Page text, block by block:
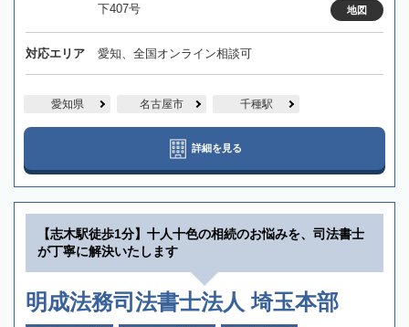
下407号
地図
対応エリア 愛知、全国オンライン相談可
愛知県 名古屋市 千種駅
詳細を見る
【志木駅徒歩1分】十人十色の相続のお悩みを、司法書士
が丁寧に解決いたします
明成法務司法書士法人 埼玉本部